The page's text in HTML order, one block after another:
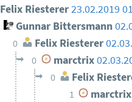
Felix Riesterer23.02.2019
Gunnar Bittersmann
0 Felix Riesterer
0 marctrix
0 Felix
1 marctrix